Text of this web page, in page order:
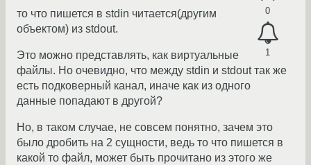
0
1
то что пишется в stdin читается(другим
объектом) из stdout.
Это можно представлять, как виртуальные
файлы. Но очевидно, что между stdin и stdout так же
есть подковерный канал, иначе как из одного
данные попадают в другой?
Но, в таком случае, не совсем понятно, зачем это
было дробить на 2 сущности, ведь то что пишется в
какой то файл, может быть прочитано из этого же